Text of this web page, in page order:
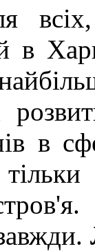
всіх,
в
в